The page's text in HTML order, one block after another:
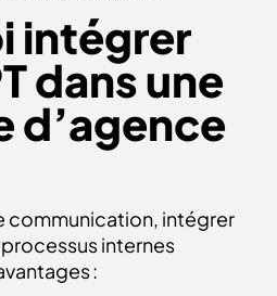
intégrer
dans une
d’agence
communication, intégrer
internes
: